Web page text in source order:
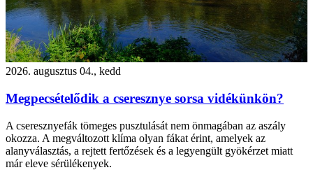
2026. augusztus 04., kedd
Megpecsételődik a cseresznye sorsa vidékünkön?
A cseresznyefák tömeges pusztulását nem önmagában az aszály
okozza. A megváltozott klíma olyan fákat érint, amelyek az
alanyválasztás, a rejtett fertőzések és a legyengült gyökérzet miatt
már eleve sérülékenyek.